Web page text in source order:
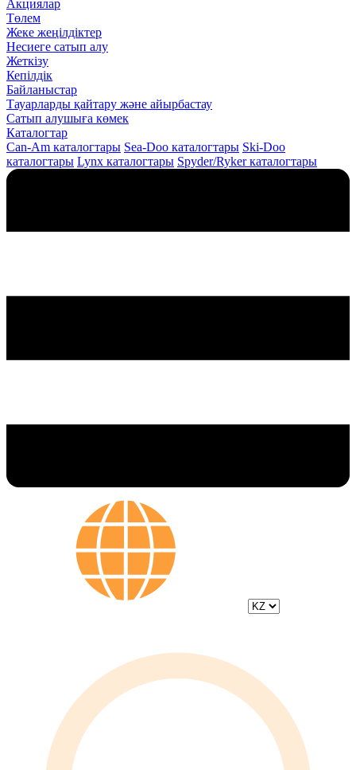
Акциялар
Төлем
Жеке жеңілдіктер
Несиеге сатып алу
Жеткізу
Кепілдік
Байланыстар
Тауарларды қайтару және айырбастау
Сатып алушыға көмек
Каталогтар
Can-Am каталогтары Sea-Doo каталогтары Ski-Doo
каталогтары Lynx каталогтары Spyder/Ryker каталогтары